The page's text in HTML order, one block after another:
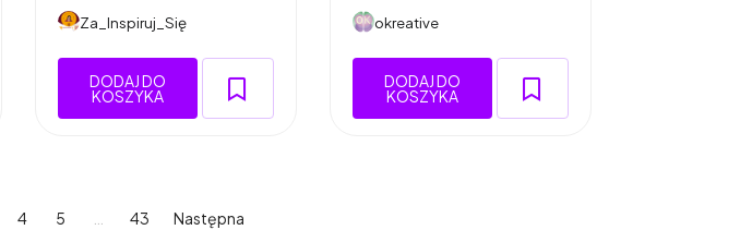
Za_Inspiruj_Się
DODAJ DO
KOSZYKA
okreative
DODAJ DO
KOSZYKA
4 5 43 Następna